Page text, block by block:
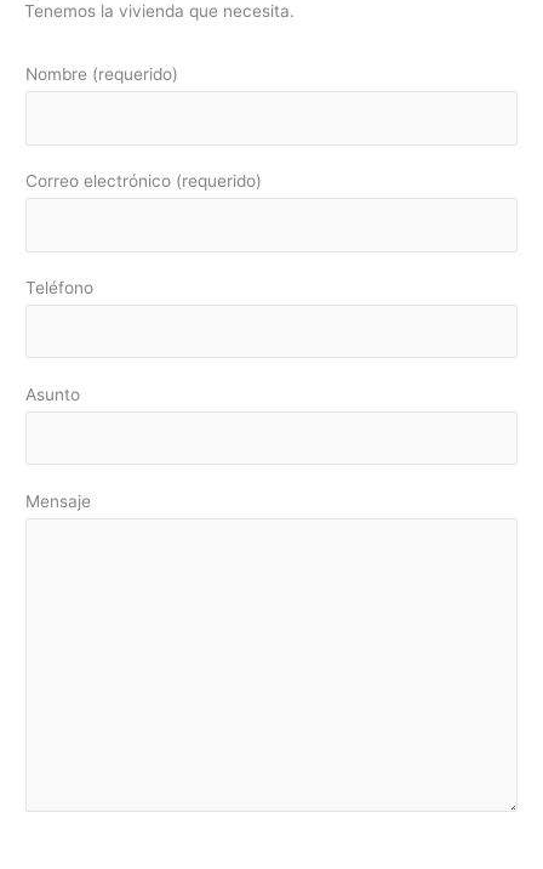
Tenemos la vivienda que necesita.
Nombre (requerido)
Correo electrónico (requerido)
Teléfono
Asunto
Mensaje